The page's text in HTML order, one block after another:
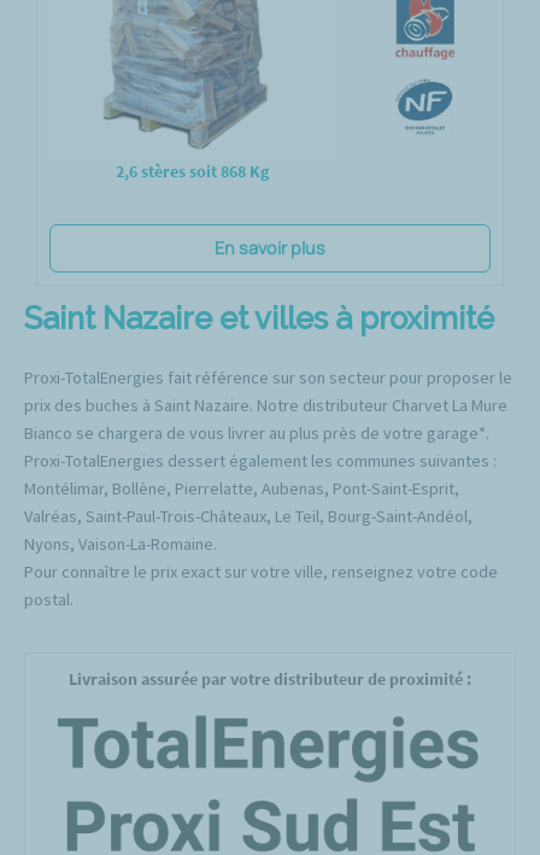
2,6 stères soit 868 Kg
En savoir plus
Saint Nazaire et villes à proximité
Proxi-TotalEnergies fait référence sur son secteur pour proposer le
prix des buches à Saint Nazaire. Notre distributeur Charvet La Mure
Bianco se chargera de vous livrer au plus près de votre garage*.
Proxi-TotalEnergies dessert également les communes suivantes :
Montélimar, Bollène, Pierrelatte, Aubenas, Pont-Saint-Esprit,
Valréas, Saint-Paul-Trois-Châteaux, Le Teil, Bourg-Saint-Andéol,
Nyons, Vaison-La-Romaine.
Pour connaître le prix exact sur votre ville, renseignez votre code
postal.
Livraison assurée par votre distributeur de proximité :